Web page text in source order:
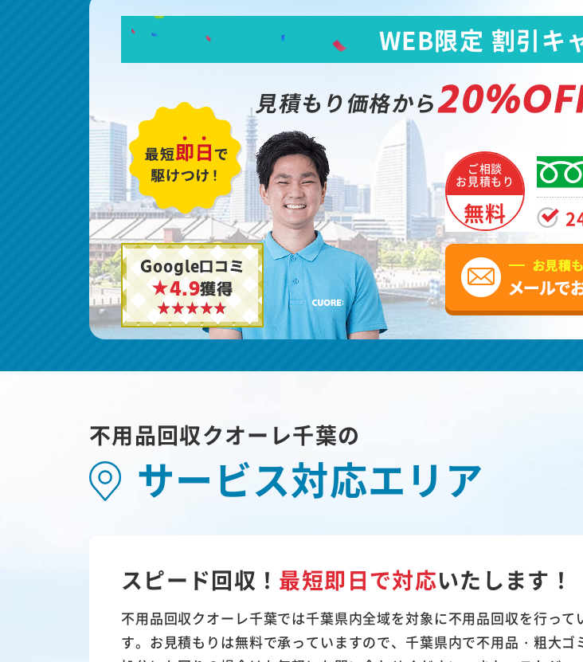
Google口コミ
★4.9獲得
WEB限定 割引キ
見積もり価格から
ご相談
お見積もり
無料
不用品回収クオーレ千葉の
サービス対応エリア
スピード回収！ 最短即日で対応いたします！
不用品回収クオーレ千葉では千葉県内全域を対象に不用品回収を行って
す。お見積もりは無料で承っていますので、千葉県内で不用品・粗大ゴ